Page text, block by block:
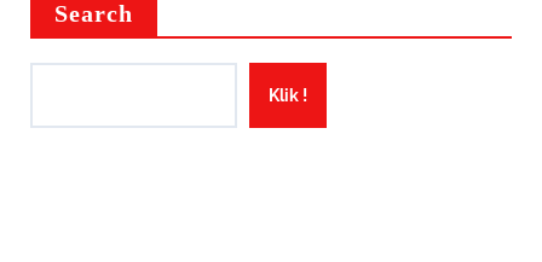
Search
Klik !